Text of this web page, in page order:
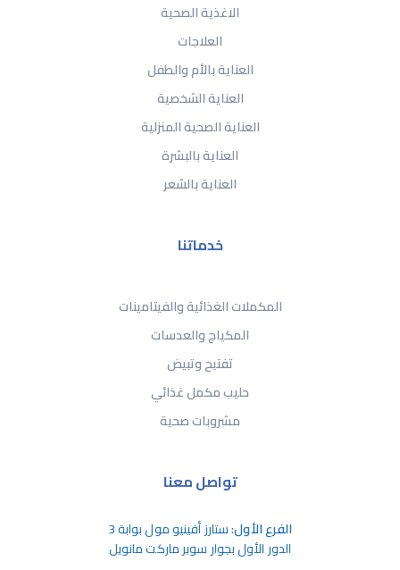
الاغذية الصحية
العلاجات
العناية بالأم والطفل
العناية الشخصية
العناية الصحية المنزلية
العناية بالبشرة
العناية بالشعر
خدماتنا
المكملات الغذائية والفيتامينات
المكياج والعدسات
تفتيح وتبيض
حليب مكمل غذائي
مشروبات صحية
تواصل معنا
الفرع الأول:ستارز أفينيو مول بوابة 3
الدور الأول بجوار سوبر ماركت مانويل